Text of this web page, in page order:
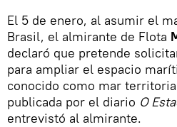
El 5 de enero, al asumir el
Brasil, el almirante de Flota
declaró que pretende
para ampliar el espacio
conocido como mar
publicada por el diario O
entrevistó al almirante.